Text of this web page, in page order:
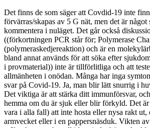
Det finns de som säger att Covdid-19 inte
förvärras/skapas av 5 G nät, men det är
kommentera i nuläget. Det går också
((förkortningen PCR står för; Polymerase
(polymeraskedjereaktion) och är en
bland annat används för att söka efter
i provmaterial)) inte är tillförlitliga och att
allmänheten i onödan. Många har inga
svar på Covid-19. Ja, man blir lätt snurrig i
Det viktiga är att stärka ditt immunförsvar,
hemma om du är sjuk eller blir förkyld. Det
vara i alla fall) att inte hosta eller nysa rakt ut,
armvecket eller i en pappersnäsduk. Vikten